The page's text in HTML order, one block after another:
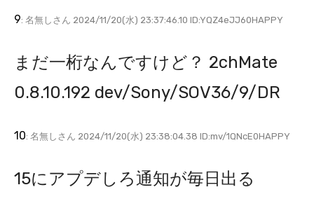
9: 名無しさん 2024/11/20(水) 23:37:46.10 ID:YQZ4eJJ60HAPPY
まだ一桁なんですけど？ 2chMate
0.8.10.192 dev/Sony/SOV36/9/DR
10: 名無しさん 2024/11/20(水) 23:38:04.38 ID:mv/1QNcE0HAPPY
15にアプデしろ通知が毎日出る